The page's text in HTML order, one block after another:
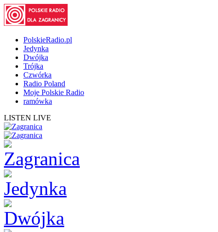
PolskieRadio.pl
Jedynka
Dwójka
Trójka
Czwórka
Radio Poland
Moje Polskie Radio
ramówka
LISTEN LIVE